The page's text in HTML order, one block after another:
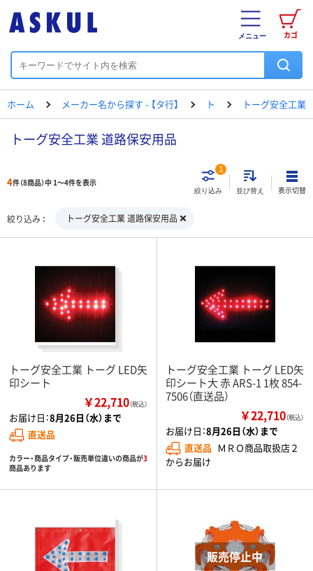
カゴ
メニュー
ホーム メーカー名から探す - 【タ行】 ト トーグ安全工業
トーグ安全工業 道路保安用品
4件（8商品）中 1～4件を表示
絞り込み
1
並び替え 表示切替
絞り込み トーグ安全工業 道路保安用品
トーグ安全工業 トーグ LED矢
印シート
￥22,710（税込）
お届け日：8月26日（水）まで
直送品
カラー・商品タイプ・販売単位違いの商品が3
商品あります
トーグ安全工業 トーグ LED矢
印シート大 赤 ARS-1 1枚 854-
7506（直送品）
￥22,710（税込）
お届け日：8月26日（水）まで
直送品 ＭＲＯ商品取扱店２
からお届け